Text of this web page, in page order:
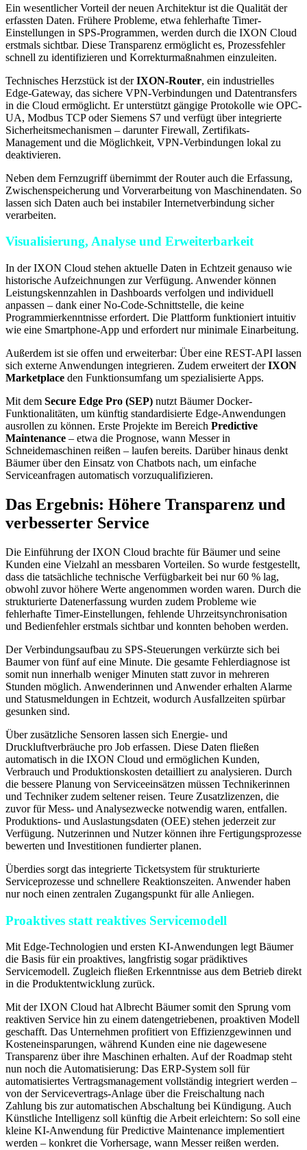
Ein wesentlicher Vorteil der neuen Architektur ist die Qualität der
erfassten Daten. Frühere Probleme, etwa fehlerhafte Timer-
Einstellungen in SPS-Programmen, werden durch die IXON Cloud
erstmals sichtbar. Diese Transparenz ermöglicht es, Prozessfehler
schnell zu identifizieren und Korrekturmaßnahmen einzuleiten.
Technisches Herzstück ist derIXON-Router, ein industrielles
Edge-Gateway, das sichere VPN-Verbindungen und Datentransfers
in die Cloud ermöglicht. Er unterstützt gängige Protokolle wie OPC-
UA, Modbus TCP oder Siemens S7 und verfügt über integrierte
Sicherheitsmechanismen – darunter Firewall, Zertifikats-
Management und die Möglichkeit, VPN-Verbindungen lokal zu
deaktivieren.
Neben dem Fernzugriff übernimmt der Router auch die Erfassung,
Zwischenspeicherung und Vorverarbeitung von Maschinendaten. So
lassen sich Daten auch bei instabiler Internetverbindung sicher
verarbeiten.
Visualisierung, Analyse und Erweiterbarkeit
In der IXON Cloud stehen aktuelle Daten in Echtzeit genauso wie
historische Aufzeichnungen zur Verfügung. Anwender können
Leistungskennzahlen in Dashboards verfolgen und individuell
anpassen – dank einer No-Code-Schnittstelle, die keine
Programmierkenntnisse erfordert. Die Plattform funktioniert intuitiv
wie eine Smartphone-App und erfordert nur minimale Einarbeitung.
Außerdem ist sie offen und erweiterbar: Über eine REST-API lassen
sich externe Anwendungen integrieren. Zudem erweitert derIXON
Marketplace den Funktionsumfang um spezialisierte Apps.
Mit dem Secure Edge Pro (SEP) nutzt Bäumer Docker-
Funktionalitäten, um künftig standardisierte Edge-Anwendungen
ausrollen zu können. Erste Projekte im Bereich Predictive
Maintenance – etwa die Prognose, wann Messer in
Schneidemaschinen reißen – laufen bereits. Darüber hinaus denkt
Bäumer über den Einsatz von Chatbots nach, um einfache
Serviceanfragen automatisch vorzuqualifizieren.
Das Ergebnis: Höhere Transparenz und
verbesserter Service
Die Einführung der IXON Cloud brachte für Bäumer und seine
Kunden eine Vielzahl an messbaren Vorteilen. So wurde festgestellt,
dass die tatsächliche technische Verfügbarkeit bei nur 60 % lag,
obwohl zuvor höhere Werte angenommen worden waren. Durch die
strukturierte Datenerfassung wurden zudem Probleme wie
fehlerhafte Timer-Einstellungen, fehlende Uhrzeitsynchronisation
und Bedienfehler erstmals sichtbar und konnten behoben werden.
Der Verbindungsaufbau zu SPS-Steuerungen verkürzte sich bei
Baumer von fünf auf eine Minute. Die gesamte Fehlerdiagnose ist
somit nun innerhalb weniger Minuten statt zuvor in mehreren
Stunden möglich. Anwenderinnen und Anwender erhalten Alarme
und Statusmeldungen in Echtzeit, wodurch Ausfallzeiten spürbar
gesunken sind.
Über zusätzliche Sensoren lassen sich Energie- und
Druckluftverbräuche pro Job erfassen. Diese Daten fließen
automatisch in die IXON Cloud und ermöglichen Kunden,
Verbrauch und Produktionskosten detailliert zu analysieren. Durch
die bessere Planung von Serviceeinsätzen müssen Technikerinnen
und Techniker zudem seltener reisen. Teure Zusatzlizenzen, die
zuvor für Mess- und Analysezwecke notwendig waren, entfallen.
Produktions- und Auslastungsdaten (OEE) stehen jederzeit zur
Verfügung. Nutzerinnen und Nutzer können ihre Fertigungsprozesse
bewerten und Investitionen fundierter planen.
Überdies sorgt das integrierte Ticketsystem für strukturierte
Serviceprozesse und schnellere Reaktionszeiten. Anwender haben
nur noch einen zentralen Zugangspunkt für alle Anliegen.
Proaktives statt reaktives Servicemodell
Mit Edge-Technologien und ersten KI-Anwendungen legt Bäumer
die Basis für ein proaktives, langfristig sogar prädiktives
Servicemodell. Zugleich fließen Erkenntnisse aus dem Betrieb direkt
in die Produktentwicklung zurück.
Mit der IXON Cloud hat Albrecht Bäumer somit den Sprung vom
reaktiven Service hin zu einem datengetriebenen, proaktiven Modell
geschafft. Das Unternehmen profitiert von Effizienzgewinnen und
Kosteneinsparungen, während Kunden eine nie dagewesene
Transparenz über ihre Maschinen erhalten. Auf der Roadmap steht
nun noch die Automatisierung: Das ERP-System soll für
automatisiertes Vertragsmanagement vollständig integriert werden –
von der Servicevertrags-Anlage über die Freischaltung nach
Zahlung bis zur automatischen Abschaltung bei Kündigung. Auch
Künstliche Intelligenz soll künftig die Arbeit erleichtern: So soll eine
kleine KI-Anwendung für Predictive Maintenance implementiert
werden – konkret die Vorhersage, wann Messer reißen werden.